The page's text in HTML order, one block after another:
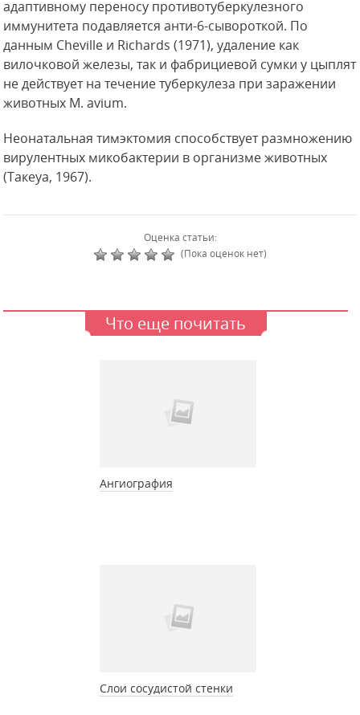
адаптивному переносу противотуберкулезного
иммунитета подавляется анти-6-сывороткой. По
данным Cheville и Richards (1971), удаление как
вилочковой железы, так и фабрициевой сумки у цыплят
не действует на течение туберкулеза при заражении
животных М. avium.
Неонатальная тимэктомия способствует размножению
вирулентных микобактерии в организме животных
(Такеуа, 1967).
Оценка статьи:
(Пока оценок нет)
Что еще почитать
Ангиография
Слои сосудистой стенки